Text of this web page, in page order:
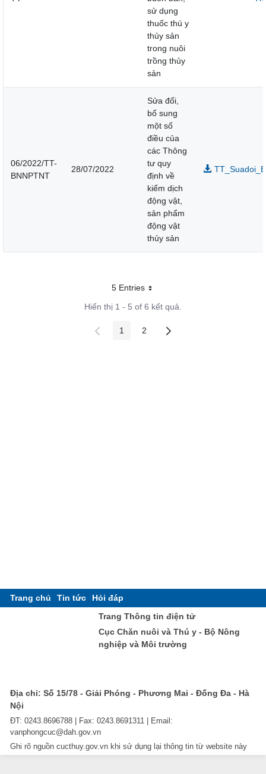
sử dụng
thuốc thú y
thủy sản
trong nuôi
trồng thủy
sản
06/2022/TT-
BNNPTNT
28/07/2022
Sửa đổi,
bổ sung
một số
điều của
các Thông
tư quy
định về
kiểm dịch
động vật,
sản phẩm
động vật
thủy sản
5 EntriesMỗi trang
Hiển thị 1 - 5 of 6 kết quả.
Các trang trên cổng
1 Các trang trên cổng
2
Trang chủ Tin tức
Hỏi đáp
Trang Thông tin điện tử
Cục Chăn nuôi và Thú y - Bộ Nông
nghiệp và Môi trường
Địa chỉ: Số 15/78 - Giải Phóng - Phương Mai - Đống Đa - Hà
Nội
ĐT: 0243.8696788 | Fax: 0243.8691311 | Email:
vanphongcuc@dah.gov.vn
Ghi rõ nguồn cucthuy.gov.vn khi sử dụng lại thông tin từ website này